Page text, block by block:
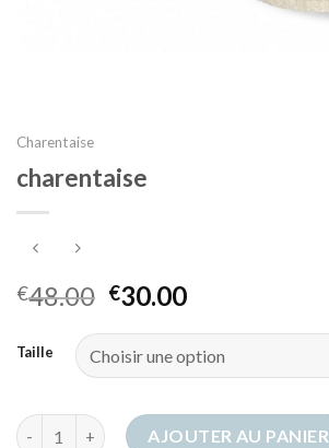
Charentaise
charentaise
€48.00 €30.00
Taille
quantité de charentaiseAJOUTER AU PANIER